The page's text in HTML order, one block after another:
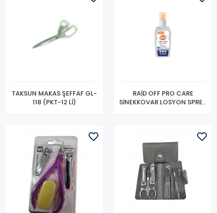
TAKSUN MAKAS ŞEFFAF GL-
118 (PKT-12 Lİ)
RAİD OFF PRO CARE
SİNEKKOVAR LOSYON SPREY